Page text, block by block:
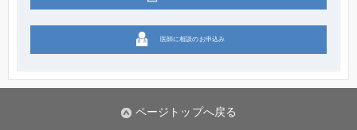
医師に相談のお申込み
ページトップへ戻る